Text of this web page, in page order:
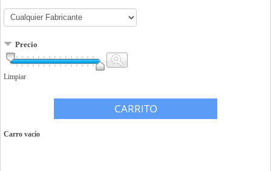
Precio
Limpiar
CARRITO
Carro vacío